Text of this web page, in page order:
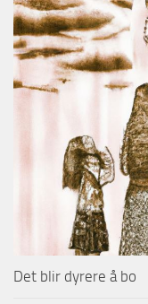
Det blir dyrere å bo